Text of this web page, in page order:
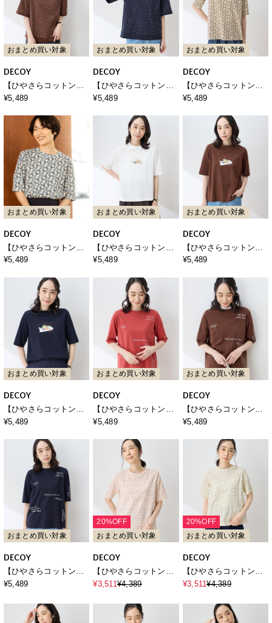
おまとめ買い対象
DECOY
【ひやさらコットン】
ドットプリント5分袖カ
100％・接触冷感・UV
カット】
¥5,489
おまとめ買い対象
DECOY
【ひやさらコットン】
ドットプリント5分袖カ
100％・接触冷感・UV
¥5,489
おまとめ買い対象
DECOY
【ひやさらコットン】
バックタックペイズリ
ツ【綿100％・接触冷
感・UVカット】
¥5,489
おまとめ買い対象
DECOY
【ひやさらコットン】
バックタックペイズリ
ツ【綿100％・接触冷
感・UVカット】
¥5,489
おまとめ買い対象
DECOY
【ひやさらコットン】
モックネックベジタブ
ツ【綿100％・接触冷
感・UVカット】
¥5,489
おまとめ買い対象
DECOY
【ひやさらコットン】
モックネックベジタブ
ツ【綿100％・接触冷
感・UVカット】
¥5,489
おまとめ買い対象
DECOY
【ひやさらコットン】
モックネックベジタブ
ツ【綿100％・接触冷
感・UVカット】
¥5,489
おまとめ買い対象
DECOY
【ひやさらコットン】
メッセージプリントバ
ツ【綿100％・接触冷
感・UVカット】
¥5,489
おまとめ買い対象
DECOY
【ひやさらコットン】
メッセージプリントバ
ツ【綿100％・接触冷
感・UVカット】
¥5,489
おまとめ買い対象
DECOY
【ひやさらコットン】
メッセージプリントバ
ツ【綿100％・接触冷
感・UVカット】
¥5,489
20%OFF
おまとめ買い対象
DECOY
【ひやさらコットン】
総柄プリントTシャツ
UVカット】
¥3,511¥4,389
20%OFF
おまとめ買い対象
DECOY
【ひやさらコットン】
総柄プリントTシャツ
UVカット】
¥3,511¥4,389